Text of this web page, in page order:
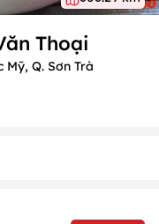
Thoại
Mỹ, Q. Sơn Trà